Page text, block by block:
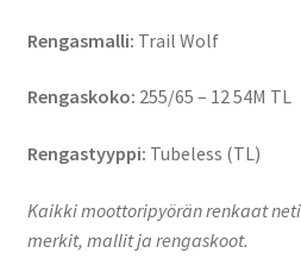
Rengasmalli: Trail Wolf
Rengaskoko: 255/65 – 12 54M TL
Rengastyyppi: Tubeless (TL)
Kaikki moottoripyörän renkaat
merkit, mallit ja rengaskoot.